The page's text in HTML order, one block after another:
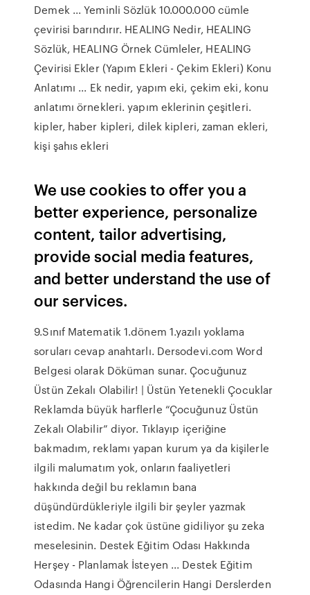
Demek ... Yeminli Sözlük 10.000.000 cümle
çevirisi barındırır. HEALING Nedir, HEALING
Sözlük, HEALING Örnek Cümleler, HEALING
Çevirisi Ekler (Yapım Ekleri - Çekim Ekleri) Konu
Anlatımı ... Ek nedir, yapım eki, çekim eki, konu
anlatımı örnekleri. yapım eklerinin çeşitleri.
kipler, haber kipleri, dilek kipleri, zaman ekleri,
kişi şahıs ekleri
We use cookies to offer you a
better experience, personalize
content, tailor advertising,
provide social media features,
and better understand the use of
our services.
9.Sınıf Matematik 1.dönem 1.yazılı yoklama
soruları cevap anahtarlı. Dersodevi.com Word
Belgesi olarak Döküman sunar. Çocuğunuz
Üstün Zekalı Olabilir! | Üstün Yetenekli Çocuklar
Reklamda büyük harflerle “Çocuğunuz Üstün
Zekalı Olabilir” diyor. Tıklayıp içeriğine
bakmadım, reklamı yapan kurum ya da kişilerle
ilgili malumatım yok, onların faaliyetleri
hakkında değil bu reklamın bana
düşündürdükleriyle ilgili bir şeyler yazmak
istedim. Ne kadar çok üstüne gidiliyor şu zeka
meselesinin. Destek Eğitim Odası Hakkında
Herşey - Planlamak İsteyen ... Destek Eğitim
Odasında Hangi Öğrencilerin Hangi Derslerden